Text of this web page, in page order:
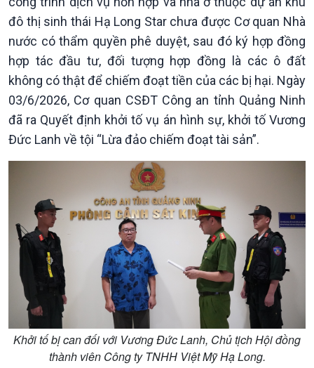
Tin Chính trị
Chính phủ với người dân
Quốc hội với cử tri
Xây dựng đảng
Đảng trong cuộc sống
Nhận diện sự thật
Pháp luật và đời sống
Tin thế giới
Vấn đề quốc tế
Hồ sơ sự kiện quốc tế
Thế giới & Việt Nam
Biên cương - Một dải vững
bền
Kinh tế
Tin Kinh tế
Trước giờ mở cửa
Dòng chảy Kinh tế
Sức sống hàng Việt
Khởi nghiệp
Tuyên chiến với gian lận
thương mại
Nông nghiệp & Biển đảo
Tin Nông nghiệp & Biển
đảo
Mùa vàng
Biển đảo Việt Nam
Tâm tình biên giới và hải
đảo
Tìm hiểu biển, đảo Việt
đô thị sinh thái Hạ Long Star chưa được Cơ quan Nhà
nước có thẩm quyền phê duyệt, sau đó ký hợp đồng
hợp tác đầu tư, đối tượng hợp đồng là các ô đất
không có thật để chiếm đoạt tiền của các bị hại. Ngày
03/6/2026, Cơ quan CSĐT Công an tỉnh Quảng Ninh
đã ra Quyết định khởi tố vụ án hình sự, khởi tố Vương
Đức Lanh về tội “Lừa đảo chiếm đoạt tài sản”.
Khởi tố bị can đối với Vương Đức Lanh, Chủ tịch Hội đồng
thành viên Công ty TNHH Việt Mỹ Hạ Long.